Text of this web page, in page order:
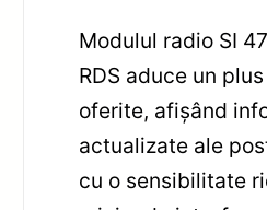
Modulul radio SI
RDS aduce un
oferite, afișând
actualizate ale
cu o sensibilitate